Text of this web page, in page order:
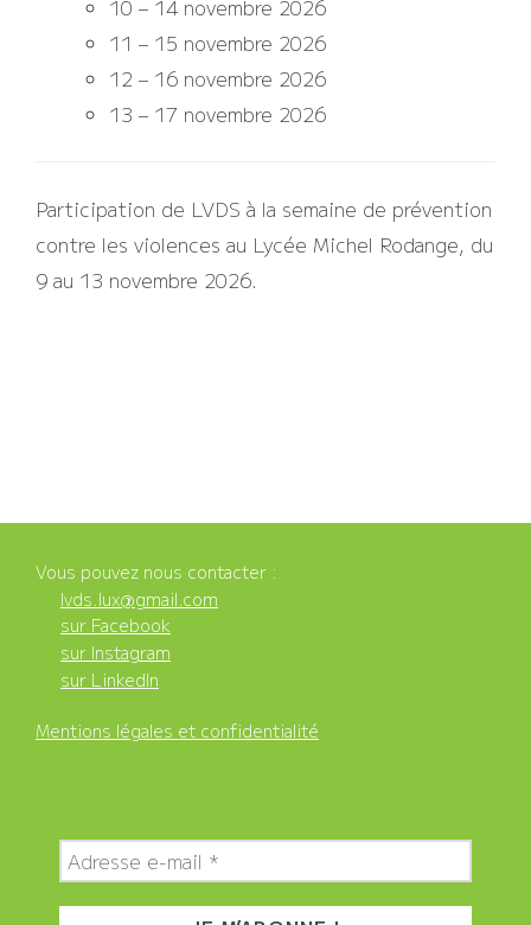
10 – 14 novembre 2026
11 – 15 novembre 2026
12 – 16 novembre 2026
13 – 17 novembre 2026
Participation de LVDS à la semaine de prévention
contre les violences au Lycée Michel Rodange, du
9 au 13 novembre 2026.
Vous pouvez nous contacter :
lvds.lux@gmail.com
sur Facebook
sur Instagram
sur LinkedIn
Mentions légales et confidentialité